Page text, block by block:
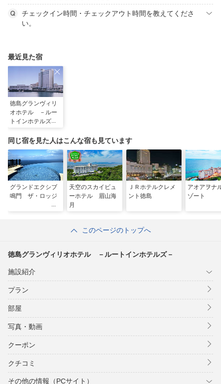
チェックイン時間・チェックアウト時間を教えてくださ
い。
最近見た宿
徳島グランヴィリ
オホテル －ルー
トインホテルズ－
同じ宿を見た人はこんな宿も見ています
グランドエクシブ
鳴門 ザ・ロッジ
天空のスカイビュ
ーホテル 眉山海
月
ＪＲホテルクレメ
ント徳島
アオアヲナ
ゾート
このページのトップへ
徳島グランヴィリオホテル －ルートインホテルズ－
施設紹介
プラン
部屋
写真・動画
クーポン
クチコミ
その他の情報（PCサイト）